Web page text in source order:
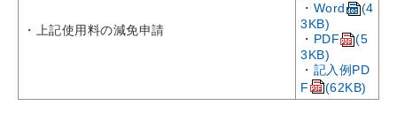
・上記使用料の減免申請
・ Word
(4
3KB)
・ PDF
(5
3KB)
・ 記入例PD
F
(62KB)